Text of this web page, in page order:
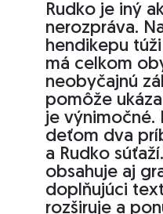
Rudko je iný
nerozpráva.
hendikepu
má celkom
neobyčajnú
pomôže
je výnimočné.
deťom dva
a Rudko
obsahuje aj
doplňujúci
rozširuje a